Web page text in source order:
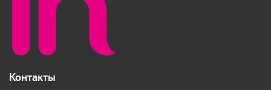
Контакты